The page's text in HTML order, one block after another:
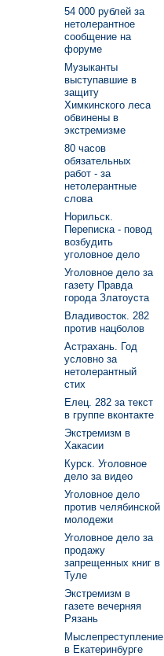
54 000 рублей за
нетолерантное
сообщение на
форуме
Музыканты
выступавшие в
защиту
Химкинского леса
обвинены в
экстремизме
80 часов
обязательных
работ - за
нетолерантные
слова
Норильск.
Переписка - повод
возбудить
уголовное дело
Уголовное дело за
газету Правда
города Златоуста
Владивосток. 282
против нацболов
Астрахань. Год
условно за
нетолерантный
стих
Елец. 282 за текст
в группе вконтакте
Экстремизм в
Хакасии
Курск. Уголовное
дело за видео
Уголовное дело
против челябинской
молодежи
Уголовное дело за
продажу
запрещенных книг в
Туле
Экстремизм в
газете вечерняя
Рязань
Мыслепреступление
в Екатеринбурге